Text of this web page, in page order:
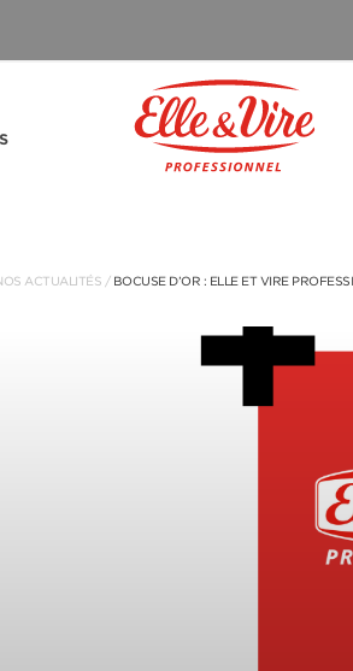
ACTUALITÉS / BOCUSE D’OR : ELLE ET VIRE